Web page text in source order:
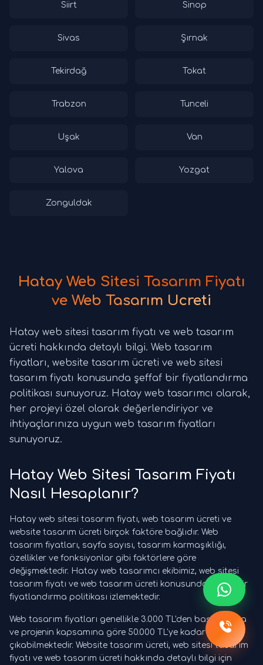
Siirt Sinop
Sivas Şırnak
Tekirdağ Tokat
Trabzon Tunceli
Uşak Van
Yalova Yozgat
Zonguldak
Hatay Web Sitesi Tasarım Fiyatı
ve Web Tasarım Ücreti
Hatay web sitesi tasarım fiyatı ve web tasarım
ücreti hakkında detaylı bilgi. Web tasarım
fiyatları, website tasarım ücreti ve web sitesi
tasarım fiyatı konusunda şeffaf bir fiyatlandırma
politikası sunuyoruz. Hatay web tasarımcı olarak,
her projeyi özel olarak değerlendiriyor ve
ihtiyaçlarınıza uygun web tasarım fiyatları
sunuyoruz.
Hatay Web Sitesi Tasarım Fiyatı
Nasıl Hesaplanır?
Hatay web sitesi tasarım fiyatı, web tasarım ücreti ve
website tasarım ücreti birçok faktöre bağlıdır. Web
tasarım fiyatları, sayfa sayısı, tasarım karmaşıklığı,
özellikler ve fonksiyonlar gibi faktörlere göre
değişmektedir. Hatay web tasarımcı ekibimiz, web sitesi
tasarım fiyatı ve web tasarım ücreti konusunda şeffaf bir
fiyatlandırma politikası izlemektedir.
Web tasarım fiyatları genellikle 3.000 TL'den başlamakta
ve projenin kapsamına göre 50.000 TL'ye kadar
çıkabilmektedir. Website tasarım ücreti, web sitesi tasarım
fiyatı ve web tasarım ücreti hakkında detaylı bilgi için